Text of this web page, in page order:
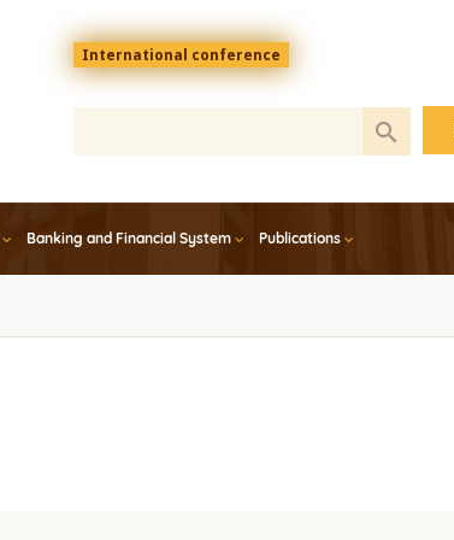
Menu
top
En
International conference
Banking and Financial System Publications